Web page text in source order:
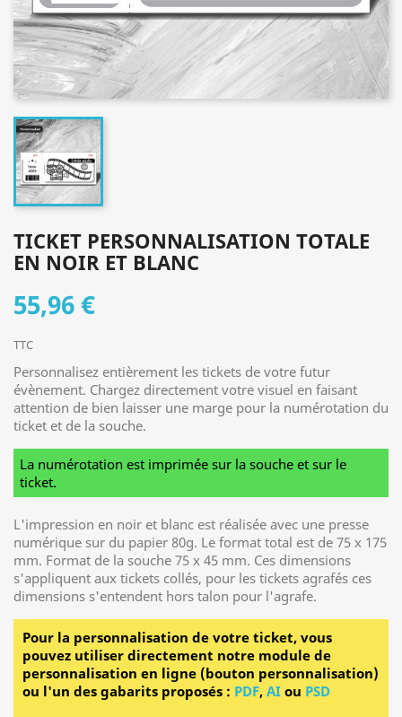
TICKET PERSONNALISATION TOTALE
EN NOIR ET BLANC
55,96 €
TTC
Personnalisez entièrement les tickets de votre futur
évènement. Chargez directement votre visuel en faisant
attention de bien laisser une marge pour la numérotation du
ticket et de la souche.
La numérotation est imprimée sur la souche et sur le
ticket.
L'impression en noir et blanc est réalisée avec une presse
numérique sur du papier 80g. Le format total est de 75 x 175
mm. Format de la souche 75 x 45 mm. Ces dimensions
s'appliquent aux tickets collés, pour les tickets agrafés ces
dimensions s'entendent hors talon pour l'agrafe.
Pour la personnalisation de votre ticket, vous
pouvez utiliser directement notre module de
personnalisation en ligne (bouton personnalisation)
ou l'un des gabarits proposés : PDF, AI ou PSD